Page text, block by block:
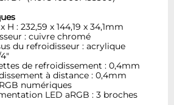
H : 232,59 x 144,19 x 34,1mm
: cuivre chromé
du refroidisseur : acrylique
de refroidissement : 0,4mm
à distance : 0,4mm
numériques
LED aRGB : 3 broches